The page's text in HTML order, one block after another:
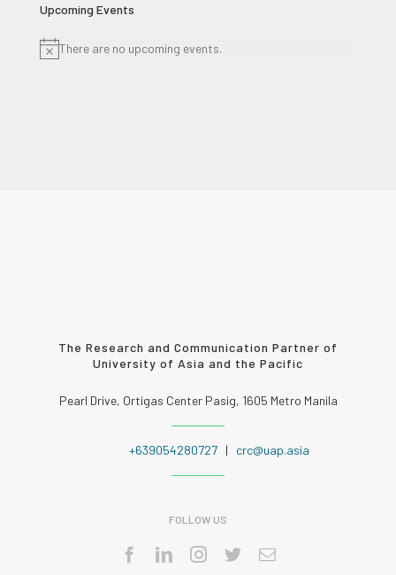
Upcoming Events
Notice
There are no upcoming events.
The Research and Communication Partner of
University of Asia and the Pacific
Pearl Drive, Ortigas Center Pasig, 1605 Metro Manila
+639054280727| crc@uap.asia
FOLLOW US